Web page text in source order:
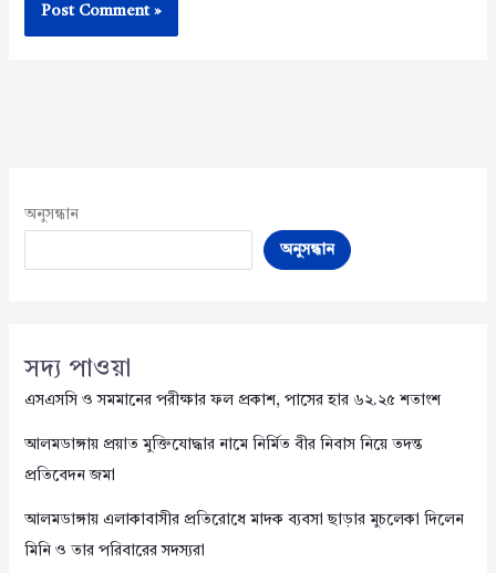
অনুসন্ধান
অনুসন্ধান
সদ্য পাওয়া
এসএসসি ও সমমানের পরীক্ষার ফল প্রকাশ, পাসের হার ৬২.২৫ শতাংশ
আলমডাঙ্গায় প্রয়াত মুক্তিযোদ্ধার নামে নির্মিত বীর নিবাস নিয়ে তদন্ত
প্রতিবেদন জমা
আলমডাঙ্গায় এলাকাবাসীর প্রতিরোধে মাদক ব্যবসা ছাড়ার মুচলেকা দিলেন
মিনি ও তার পরিবারের সদস্যরা